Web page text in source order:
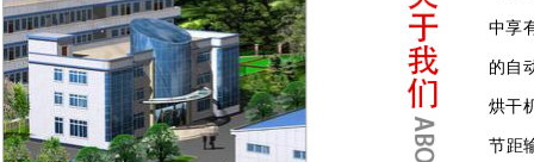
中享
的自
烘干
节距